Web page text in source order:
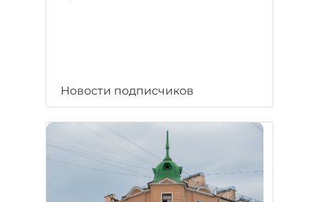
Новости подписчиков